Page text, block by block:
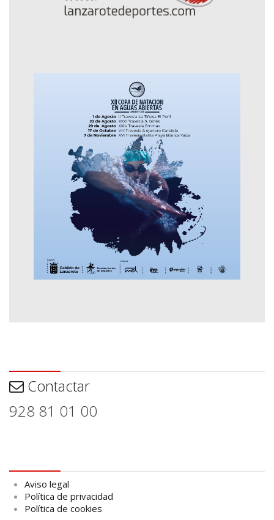
Contactar
928 81 01 00
Aviso legal
Política de privacidad
Política de cookies